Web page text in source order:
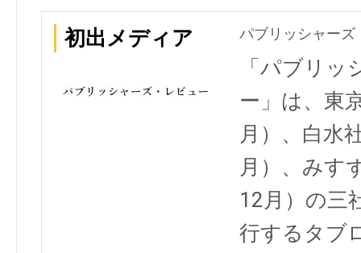
初出メディア パブリッシャーズ
「パブリ
ー」は、東
月）、白水
月）、みす
12月）の三
行するタブ